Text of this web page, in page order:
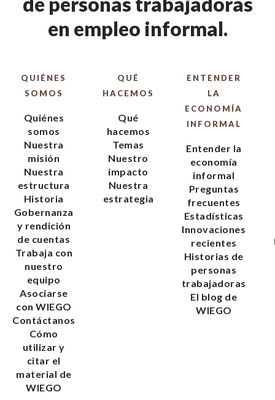
en empleo informal.
QUIÉNES
SOMOS
Quiénes
somos
Nuestra
misión
Nuestra
estructura
Historia
Gobernanza
y rendición
de cuentas
Trabaja con
nuestro
equipo
Asociarse
con WIEGO
Contáctanos
Cómo
utilizar y
citar el
material de
WIEGO
QUÉ
HACEMOS
Qué
hacemos
Temas
Nuestro
impacto
Nuestra
estrategia
ENTENDER
LA
ECONOMÍA
INFORMAL
Entender la
economía
informal
Preguntas
frecuentes
Estadísticas
Innovaciones
recientes
Historias de
personas
trabajadoras
El blog de
WIEGO